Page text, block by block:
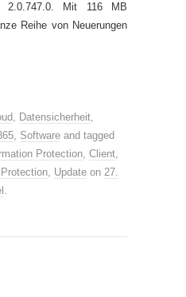
Mit 116 MB
Reihe von Neuerungen
, Datensicherheit,
, Software and tagged
Protection, Client,
, Update on 27.
.